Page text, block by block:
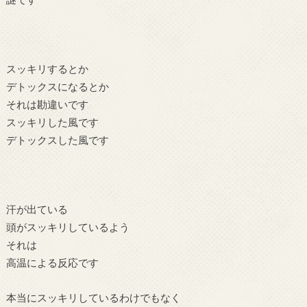
スッキリするとか
デトックスになるとか
それは勘違いです
スッキリした風です
デトックスした風です
汗が出ている
頭がスッキリしているよう
それは
高温による反応です
本当にスッキリしているわけでもなく